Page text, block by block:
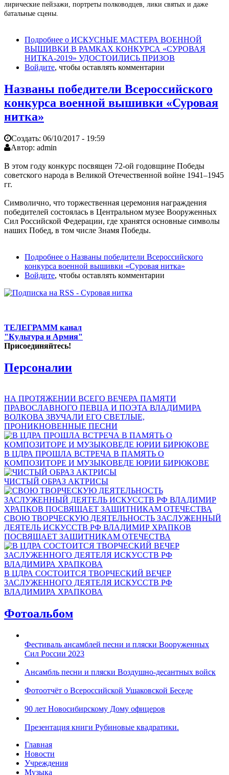
лирические пейзажи, портреты полководцев, лики святых и даже
батальные сцены.
Подробнее о ИСКУСНЫЕ МАСТЕРА ВОЕННОЙ
ВЫШИВКИ В РАМКАХ КОНКУРСА «СУРОВАЯ
НИТКА-2019» УДОСТОИЛИСЬ ПРИЗОВ
Войдите, чтобы оставлять комментарии
Названы победители Всероссийского
конкурса военной вышивки «Суровая
нитка»
Создать: 06/10/2017 - 19:59
Автор: admin
В этом году конкурс посвящен 72-ой годовщине Победы
советского народа в Великой Отечественной войне 1941–1945
гг.
Символично, что торжественная церемония награждения
победителей состоялась в Центральном музее Вооруженных
Сил Российской Федерации, где хранятся основные символы
наших Побед, в том числе Знамя Победы.
Подробнее о Названы победители Всероссийского
конкурса военной вышивки «Суровая нитка»
Войдите, чтобы оставлять комментарии
ТЕЛЕГРАММ канал
"Культура и Армия"
Присоединяйтесь!
Персоналии
НА ПРОТЯЖЕНИИ ВСЕГО ВЕЧЕРА ПАМЯТИ
ПРАВОСЛАВНОГО ПЕВЦА И ПОЭТА ВЛАДИМИРА
ВОЛКОВА ЗВУЧАЛИ ЕГО СВЕТЛЫЕ,
ПРОНИКНОВЕННЫЕ ПЕСНИ
В ЦДРА ПРОШЛА ВСТРЕЧА В ПАМЯТЬ О
КОМПОЗИТОРЕ И МУЗЫКОВЕДЕ ЮРИИ БИРЮКОВЕ
ЧИСТЫЙ ОБРАЗ АКТРИСЫ
СВОЮ ТВОРЧЕСКУЮ ДЕЯТЕЛЬНОСТЬ ЗАСЛУЖЕННЫЙ
ДЕЯТЕЛЬ ИСКУССТВ РФ ВЛАДИМИР ХРАПКОВ
ПОСВЯЩАЕТ ЗАЩИТНИКАМ ОТЕЧЕСТВА
В ЦДРА СОСТОИТСЯ ТВОРЧЕСКИЙ ВЕЧЕР
ЗАСЛУЖЕННОГО ДЕЯТЕЛЯ ИСКУССТВ РФ
ВЛАДИМИРА ХРАПКОВА
Фотоальбом
Фестиваль ансамблей песни и пляски Вооруженных
Сил России 2023
Ансамбль песни и пляски Воздушно-десантных войск
Фотоотчёт о Всероссийской Ушаковской Беседе
90 лет Новосибирскому Дому офицеров
Презентация книги Рубиновые квадратики.
Главная
Новости
Учреждения
Музыка